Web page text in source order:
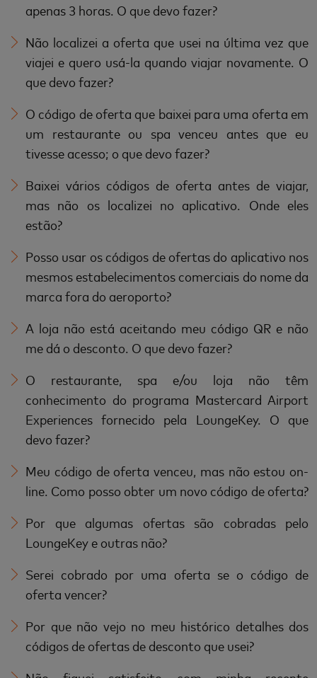
apenas 3 horas. O que devo fazer?
Não localizei a oferta que usei na última vez que
viajei e quero usá-la quando viajar novamente. O
que devo fazer?
O código de oferta que baixei para uma oferta em
um restaurante ou spa venceu antes que eu
tivesse acesso; o que devo fazer?
Baixei vários códigos de oferta antes de viajar,
mas não os localizei no aplicativo. Onde eles
estão?
Posso usar os códigos de ofertas do aplicativo nos
mesmos estabelecimentos comerciais do nome da
marca fora do aeroporto?
A loja não está aceitando meu código QR e não
me dá o desconto. O que devo fazer?
O restaurante, spa e/ou loja não têm
conhecimento do programa Mastercard Airport
Experiences fornecido pela LoungeKey. O que
devo fazer?
Meu código de oferta venceu, mas não estou on-
line. Como posso obter um novo código de oferta?
Por que algumas ofertas são cobradas pelo
LoungeKey e outras não?
Serei cobrado por uma oferta se o código de
oferta vencer?
Por que não vejo no meu histórico detalhes dos
códigos de ofertas de desconto que usei?